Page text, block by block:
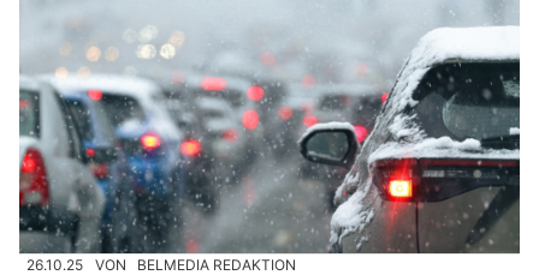
26.10.25 VON BELMEDIA REDAKTION